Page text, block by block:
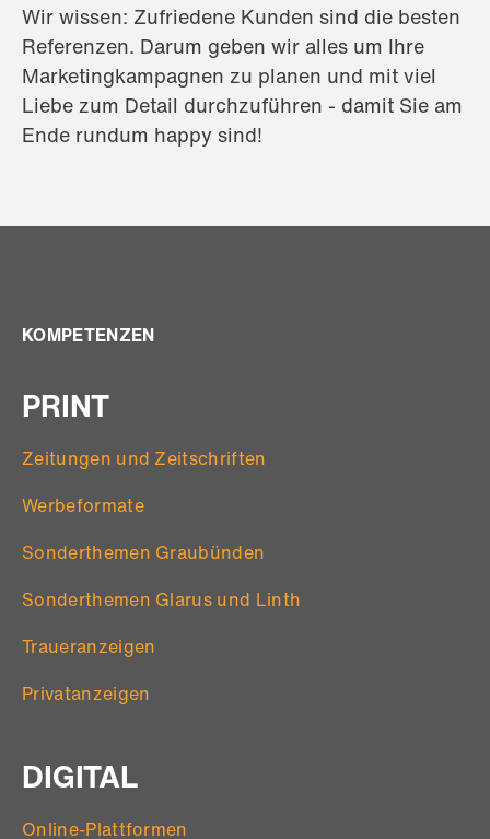
Wir wissen: Zufriedene Kunden sind die besten
Referenzen. Darum geben wir alles um Ihre
Marketingkampagnen zu planen und mit viel
Liebe zum Detail durchzuführen - damit Sie am
Ende rundum happy sind!
KOMPETENZEN
PRINT
Zeitungen und Zeitschriften
Werbeformate
Sonderthemen Graubünden
Sonderthemen Glarus und Linth
Traueranzeigen
Privatanzeigen
DIGITAL
Online-Plattformen